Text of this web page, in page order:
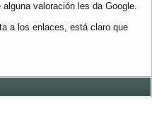
valoración les da Google.
a los enlaces, está claro que